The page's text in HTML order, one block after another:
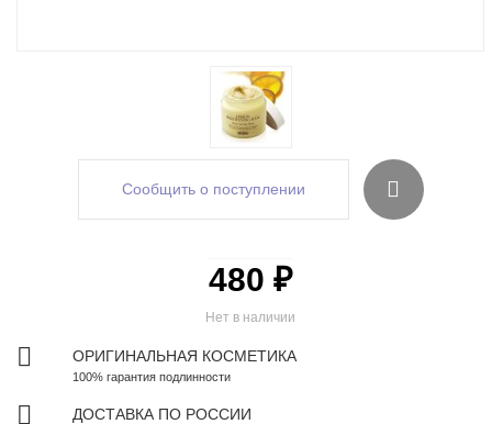
Сообщить о поступлении
Нет в наличии
480 ₽
ОРИГИНАЛЬНАЯ КОСМЕТИКА
100% гарантия подлинности
ДОСТАВКА ПО РОССИИ